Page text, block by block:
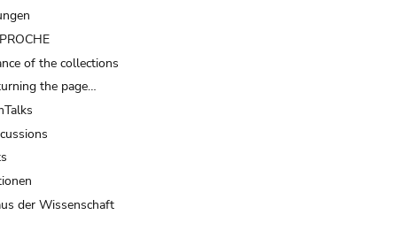
of the collections
the page…
der Wissenschaft